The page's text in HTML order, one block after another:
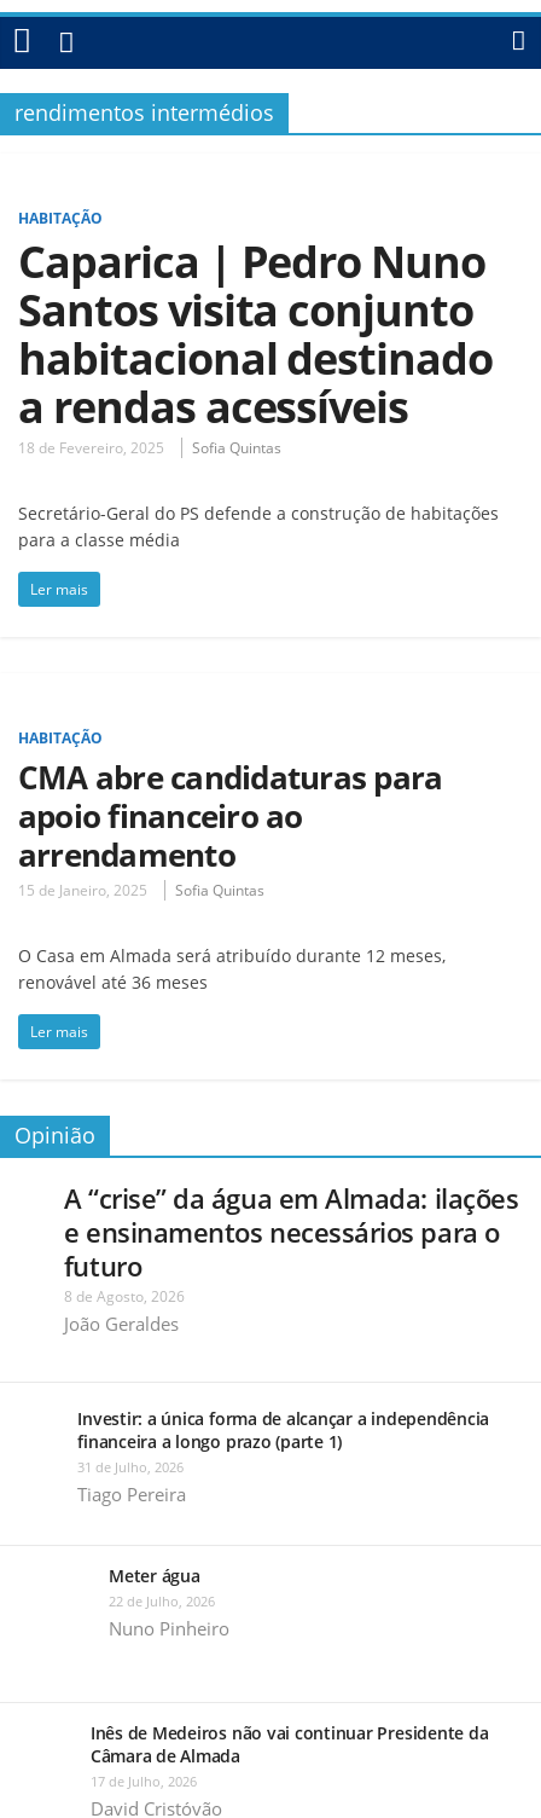
rendimentos intermédios
HABITAÇÃO
Caparica | Pedro Nuno
Santos visita conjunto
habitacional destinado
a rendas acessíveis
18 de Fevereiro, 2025 Sofia Quintas
Secretário-Geral do PS defende a construção de habitações
para a classe média
Ler mais
HABITAÇÃO
CMA abre candidaturas para
apoio financeiro ao
arrendamento
15 de Janeiro, 2025 Sofia Quintas
O Casa em Almada será atribuído durante 12 meses,
renovável até 36 meses
Ler mais
Opinião
A “crise” da água em Almada: ilações
e ensinamentos necessários para o
futuro
8 de Agosto, 2026
João Geraldes
Investir: a única forma de alcançar a independência
financeira a longo prazo (parte 1)
31 de Julho, 2026
Tiago Pereira
Meter água
22 de Julho, 2026
Nuno Pinheiro
Inês de Medeiros não vai continuar Presidente da
Câmara de Almada
17 de Julho, 2026
David Cristóvão